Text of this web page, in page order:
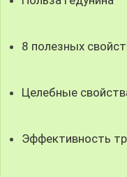
8 полезных
Целебные
Эффективность